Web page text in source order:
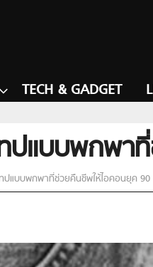
TECH & GADGET
ปแบบพกพา
ปแบบพกพาที่ช่วยคืนชีพให้ไอคอนยุค 90